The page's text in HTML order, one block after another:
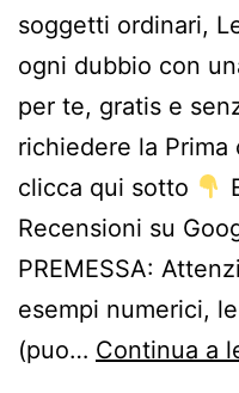
soggetti ordinari,
ogni dubbio con
per te, gratis e
richiedere la Prima
clicca qui sotto
Recensioni su
PREMESSA:
esempi numerici,
(puo… Continua a